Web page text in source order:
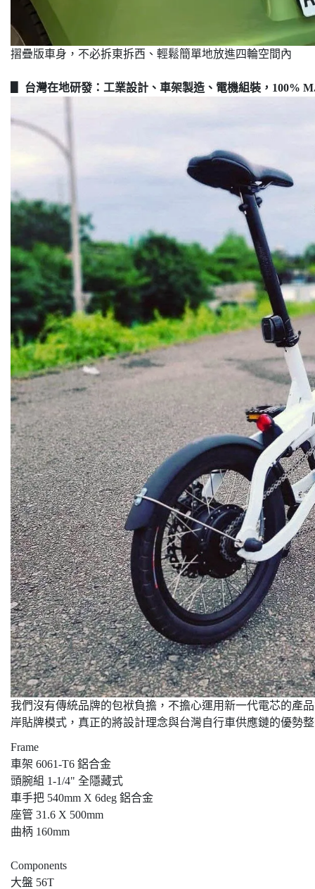
摺疊版車身，不必拆東拆西、輕鬆簡單地放進四輪空間內
▋ 台灣在地研發：工業設計、車架製造、電機組裝，100%
我們沒有傳統品牌的包袱負擔，不擔心運用新一代電芯的產
岸貼牌模式，真正的將設計理念與台灣自行車供應鏈的優勢
Frame
車架 6061-T6 鋁合金
頭腕組 1‐1/4" 全隱藏式
車手把 540mm X 6deg 鋁合金
座管 31.6 X 500mm
曲柄 160mm
Components
大盤 56T